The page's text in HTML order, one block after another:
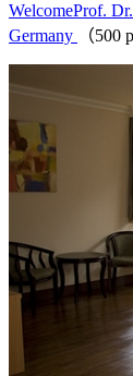
WelcomeProf.
Germany
（500